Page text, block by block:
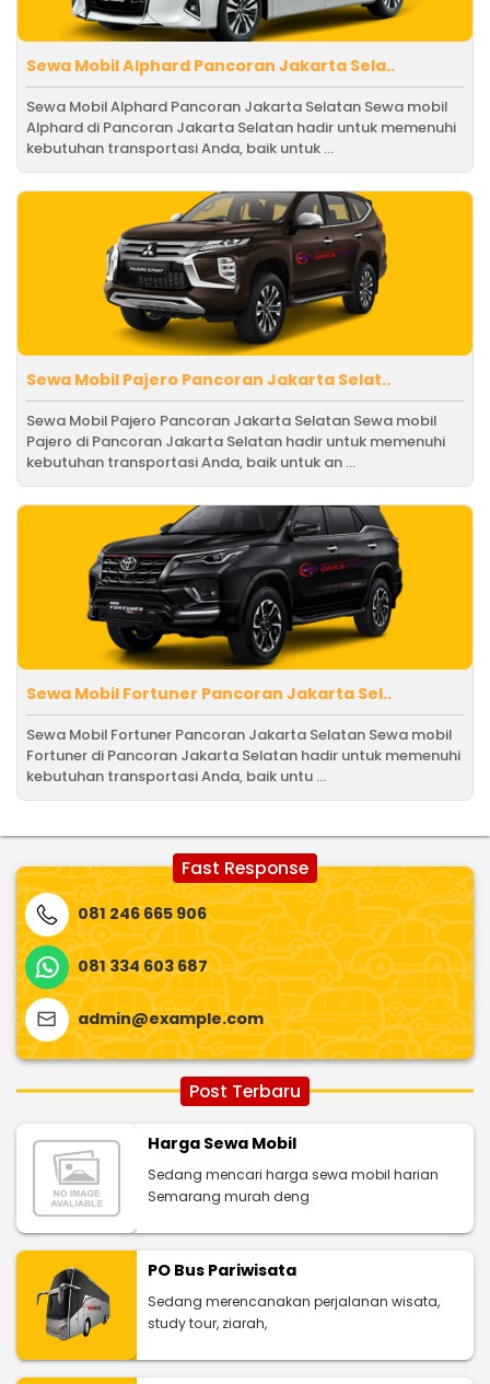
Sewa Mobil Alphard Pancoran Jakarta Sela..
Sewa Mobil Alphard Pancoran Jakarta Selatan Sewa mobil
Alphard di Pancoran Jakarta Selatan hadir untuk memenuhi
kebutuhan transportasi Anda, baik untuk ...
Sewa Mobil Pajero Pancoran Jakarta Selat..
Sewa Mobil Pajero Pancoran Jakarta Selatan Sewa mobil
Pajero di Pancoran Jakarta Selatan hadir untuk memenuhi
kebutuhan transportasi Anda, baik untuk an ...
Sewa Mobil Fortuner Pancoran Jakarta Sel..
Sewa Mobil Fortuner Pancoran Jakarta Selatan Sewa mobil
Fortuner di Pancoran Jakarta Selatan hadir untuk memenuhi
kebutuhan transportasi Anda, baik untu ...
Fast Response
081 246 665 906
081 334 603 687
admin@example.com
Post Terbaru
Harga Sewa Mobil
Sedang mencari harga sewa mobil harian
Semarang murah deng
PO Bus Pariwisata
Sedang merencanakan perjalanan wisata,
study tour, ziarah,